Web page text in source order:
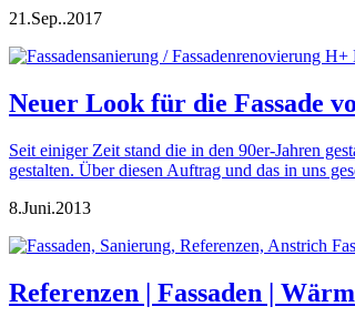
21.Sep..2017
Neuer Look für die Fassade
Seit einiger Zeit stand die in den 90er-Jahren
gestalten. Über diesen Auftrag und das in uns
8.Juni.2013
Referenzen | Fassaden |